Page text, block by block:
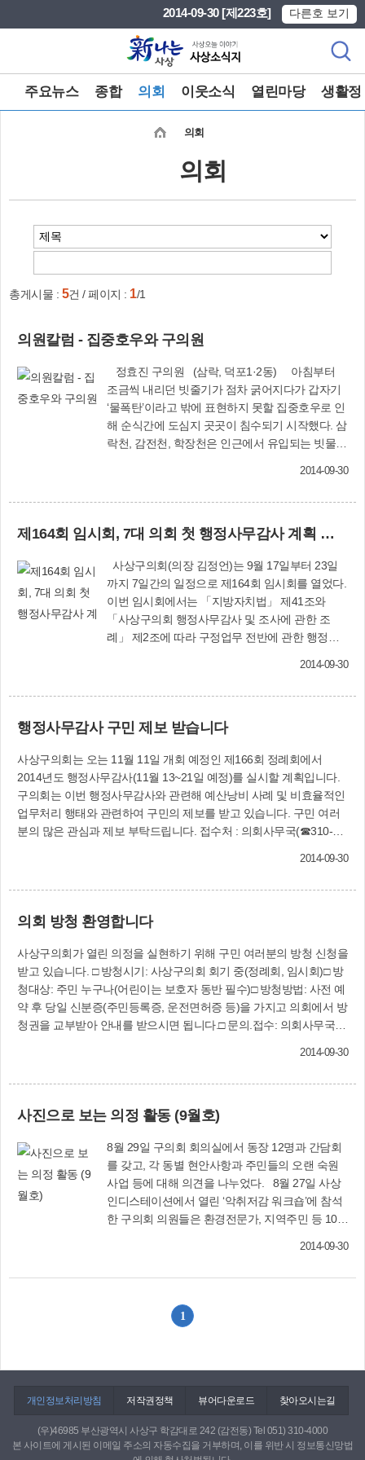
2014-09-30 [제223호] 다른호 보기
주요뉴스 종합 의회 이웃소식 열린마당 생활정
의회
의회
총게시물 : 5건 / 페이지 : 1/1
의원칼럼 - 집중호우와 구의원
정효진 구의원 (삼락, 덕포1·2동) 아침부터
조금씩 내리던 빗줄기가 점차 굵어지다가 갑자기
‘물폭탄’이라고 밖에 표현하지 못할 집중호우로 인
해 순식간에 도심지 곳곳이 침수되기 시작했다. 삼
락천, 감전천, 학장천은 인근에서 유입되는 빗물로
생겨나서 도로와 인접한 점포 안으로 물이 넘치고,
기저기서 들린다. 일부 주민들은 구청, 동주민센
터, 경찰서 등에 전화하여 도움을 호소한다. 구의
원인 나에게도 도움을 요청하는 전화가 와서 지금
당장 지원이 곤란하다는 말을 하면 일단 욕설부터
퍼붓는다. “내 세금 받아쳐먹는 구의원은 뭐하는
기고?”“내가 너를 찍어준 거는 일하라고 찍어준 거
라고 찍어준 기아이다. 다음 선거 때 한번 보
에 코빼기도 안 보이고, 빨리 나와서 사진도 찍고
놈도 찾아오지도 않고 뭐하는 거야? 우리점포 물
건이 물에 젖었는데 너그들이 다 보상해줄 끼가?”
지난 8월 25일 폭우가 내렸을 때 벌어진 상황 중
일부입니다. 이날 부산지역에 집중된 폭우로 인하
여 도심지 곳곳이 순식간에 침수되면서 크고 작은
피해가 많이 발생하였습니다. 기상청 발표 자료에
량이 178㎜인데 당일 오후 2~4시 사이에 116㎜가
금만 더 폭우가 지속되었다면 사상공업지대의 침
습니다. 사상구 관내 9개 배수펌프장의 강우 처리
능력이 시간당 40㎜인데 시간당 최대 52㎜의 강우
량을 기록했음에도 접수, 파악된 피해는 사면유실,
토사유출, 주택.공장침수, 도로파손, 단순침수 등
총 232건에 불과하니 이 정도에서 비가 그친 것만
해도 천만다행이 아닐 수 없습니다. 비가 그치고
냐는 듯이 사라져버렸습니다. 쓰레기와 토사로 도
로는 엉망이 되었고, 옹벽이 무너지고 수많은 포트
홀이 생기고 재래시장과 지하점포에는 찼던 물이
빠지지 않아 엉망이었습니다. 그래도 비가 그치자
마자 주민들은 물에 젖은 물건 중 하나라도 건지기
위해 온갖 노력을 다했습니다. 시장통 이곳저곳을
둘러보면서 피해상황을 점검하고 있을 때, 구청에
서 나온 공무원들이 피해가 큰 지역부터 복구작업
피해접수와 현장조사를 위해 분주하게 움직이고
최근 몇 년간 배수장 증설과 하수관거 정비 등 도
시기반시설 확충.정비에 집중한 덕분에 이번과 같
수예방을 위한 사업을 지속적으로 추진하여 배수
펌프장 및 중계펌프장을 추가 설치하고, 우수가 유
2014-09-30
제164회 임시회, 7대 의회 첫 행정사무감사 계획 승인
사상구의회(의장 김정언)는 9월 17일부터 23일
까지 7일간의 일정으로 제164회 임시회를 열었다.
이번 임시회에서는 「지방자치법」 제41조와
「사상구의회 행정사무감사 및 조사에 관한 조
례」 제2조에 따라 구정업무 전반에 관한 행정사
해 감사 기법 등을 완벽하게 익혀 감사에 임하기로
의안 심사 및 예산안 심사에 활용하는 한편 잘못된
구정 운영에 대해 확실한 시정을 요구하기 위해서
는 각종 자료가 필요하다는데 의견을 모으고, 361
건의 감사 자료를 제출해줄 것을 구청 집행부에 요
구했다. 이밖에 문화홍보과에서 제출한 「사상구
소년소녀합창단 설치 및 운영 조례안」과 건설과
례안」에 대해 심의했다. 사상구의회
2014-09-30
행정사무감사 구민 제보 받습니다
사상구의회는 오는 11월 11일 개회 예정인 제166회 정례회에서
2014년도 행정사무감사(11월 13~21일 예정)를 실시할 계획입니다.
구의회는 이번 행정사무감사와 관련해 예산낭비 사례 및 비효율적인
업무처리 행태와 관련하여 구민의 제보를 받고 있습니다. 구민 여러
분의 많은 관심과 제보 부탁드립니다. 접수처 : 의회사무국(☎310-
2014-09-30
의회 방청 환영합니다
사상구의회가 열린 의정을 실현하기 위해 구민 여러분의 방청 신청을
받고 있습니다. □ 방청시기: 사상구의회 회기 중(정례회, 임시회)□ 방
청대상: 주민 누구나(어린이는 보호자 동반 필수)□ 방청방법: 사전 예
약 후 당일 신분증(주민등록증, 운전면허증 등)을 가지고 의회에서 방
청권을 교부받아 안내를 받으시면 됩니다.□ 문의.접수: 의회사무국
2014-09-30
사진으로 보는 의정 활동 (9월호)
8월 29일 구의회 회의실에서 동장 12명과 간담회
를 갖고, 각 동별 현안사항과 주민들의 오랜 숙원
사업 등에 대해 의견을 나누었다. 8월 27일 사상
인디스테이션에서 열린 ‘악취저감 워크숍’에 참석
한 구의회 의원들은 환경전문가, 지역주민 등 100
해 설명을 듣고, 경찰 간부들과 오찬을 함께 했다.
8월 25일 바르게살기운동 사상구협의회가 주최한
2014-09-30
1
개인정보처리방침 저작권정책 뷰어다운로드 찾아오시는길
(우)46985 부산광역시 사상구 학감대로 242 (감전동) Tel 051) 310-4000
본 사이트에 게시된 이메일 주소의 자동수집을 거부하며, 이를 위반 시 정보통신망법